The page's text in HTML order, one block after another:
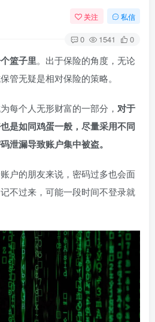
关注 私信
0 1541 0
篮子里。出于保险的角度，无论
管无疑是相对保险的策略。
每个人无形财富的一部分， 对于
是如同鸡蛋一般，尽量采用不同
泄漏导致账户集中被盗。
户的朋友来说，密码过多也会面
不过来，可能一段时间不登录就